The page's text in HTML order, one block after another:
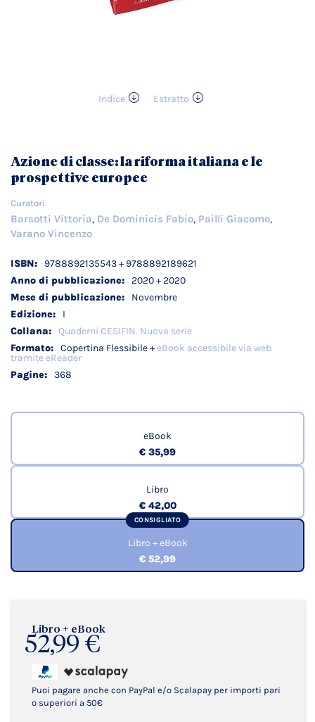
Indice
Estratto
galleria
di
immagini
Libro + eBook
52,99 €
Puoi pagare anche con PayPal e/o Scalapay per importi pari
o superiori a 50€
Azione di classe: la riforma italiana e le
prospettive europee
Curatori
Barsotti Vittoria, De Dominicis Fabio, Pailli Giacomo,
Varano Vincenzo
Dettagli
tecnici
9788892135543 + 9788892189621
2020 + 2020
Novembre
I
Quaderni CESIFIN. Nuova serie
Copertina Flessibile +eBook accessibile via web
tramite eReader
368
eBook
€ 35,99
Libro
€ 42,00
CONSIGLIATO
Libro + eBook
€ 52,99